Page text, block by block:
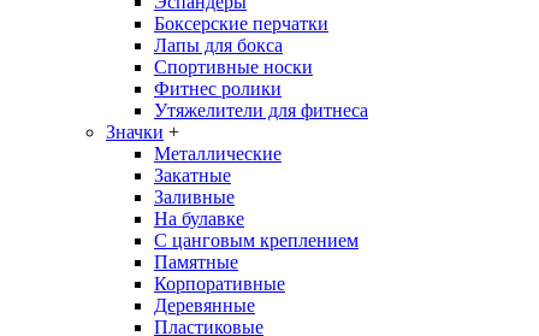
Боксерские перчатки
Лапы для бокса
Спортивные носки
Фитнес ролики
Утяжелители для фитнеса
Значки +
Металлические
Закатные
Заливные
На булавке
С цанговым креплением
Памятные
Корпоративные
Деревянные
Пластиковые